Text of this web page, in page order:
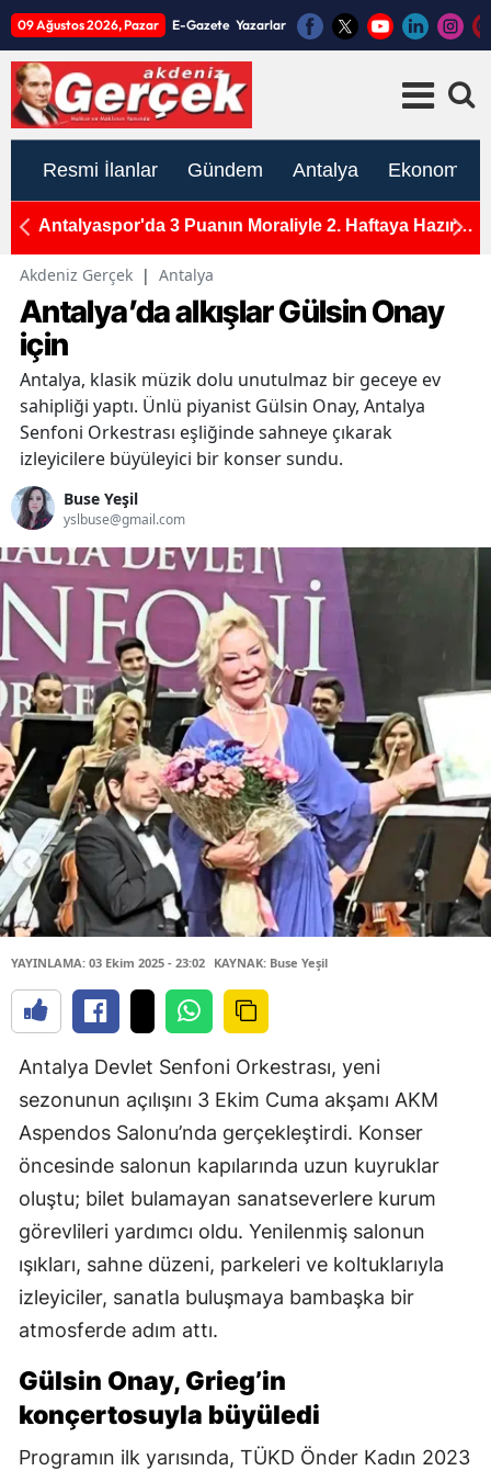
09 Ağustos 2026, Pazar E-Gazete Yazarlar
Resmi İlanlar Gündem Antalya Ekonomi
Antalyaspor'da 3 Puanın Moraliyle 2. Haftaya Hazırlık
Akdeniz Gerçek | Antalya
Antalya’da alkışlar Gülsin Onay
için
Antalya, klasik müzik dolu unutulmaz bir geceye ev
sahipliği yaptı. Ünlü piyanist Gülsin Onay, Antalya
Senfoni Orkestrası eşliğinde sahneye çıkarak
izleyicilere büyüleyici bir konser sundu.
Buse Yeşil
yslbuse@gmail.com
YAYINLAMA: 03 Ekim 2025 - 23:02 KAYNAK: Buse Yeşil
Antalya Devlet Senfoni Orkestrası, yeni
sezonunun açılışını 3 Ekim Cuma akşamı AKM
Aspendos Salonu’nda gerçekleştirdi. Konser
öncesinde salonun kapılarında uzun kuyruklar
oluştu; bilet bulamayan sanatseverlere kurum
görevlileri yardımcı oldu. Yenilenmiş salonun
ışıkları, sahne düzeni, parkeleri ve koltuklarıyla
izleyiciler, sanatla buluşmaya bambaşka bir
atmosferde adım attı.
Gülsin Onay, Grieg’in
konçertosuyla büyüledi
Programın ilk yarısında, TÜKD Önder Kadın 2023